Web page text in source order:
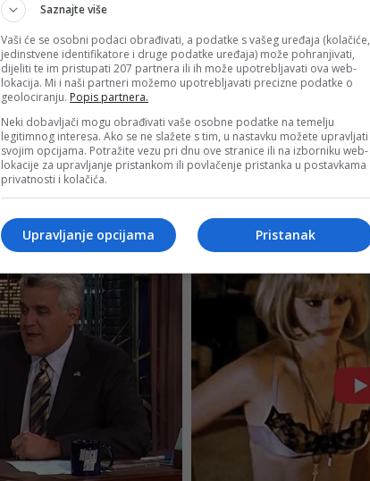
Saznajte više
Vaši će se osobni podaci obrađivati, a podatke s vašeg uređaja (kolačiće,
jedinstvene identifikatore i druge podatke uređaja) može pohranjivati,
dijeliti te im pristupati 207 partnera ili ih može upotrebljavati ova web-
lokacija. Mi i naši partneri možemo upotrebljavati precizne podatke o
geolociranju. Popis partnera.
Neki dobavljači mogu obrađivati vaše osobne podatke na temelju
legitimnog interesa. Ako se ne slažete s tim, u nastavku možete upravljati
svojim opcijama. Potražite vezu pri dnu ove stranice ili na izborniku web-
lokacije za upravljanje pristankom ili povlačenje pristanka u postavkama
privatnosti i kolačića.
Pristanak
Upravljanje opcijama